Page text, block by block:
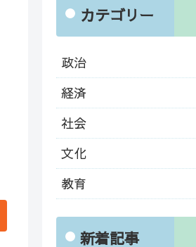
カテゴリー
政治
経済
社会
文化
教育
新着記事